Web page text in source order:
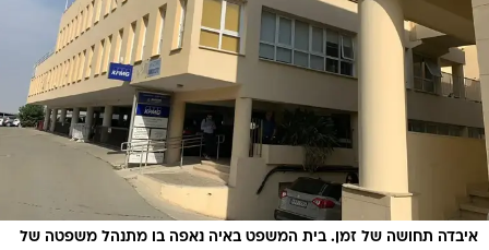
איבדה תחושה של זמן. בית המשפט באיה נאפה בו מתנהל משפטה של